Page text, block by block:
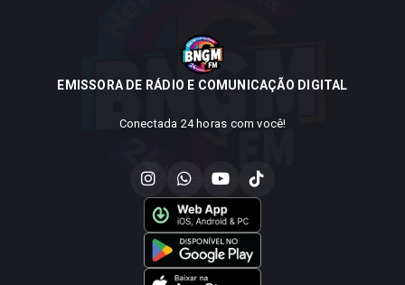
EMISSORA DE RÁDIO E COMUNICAÇÃO DIGITAL
Conectada 24 horas com você!